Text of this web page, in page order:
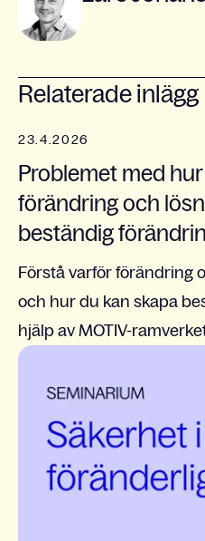
Relaterade inlägg
23.4.2026
Problemet med hur
förändring och
beständig
Förstå varför förändring
och hur du kan skapa
hjälp av MOTIV-